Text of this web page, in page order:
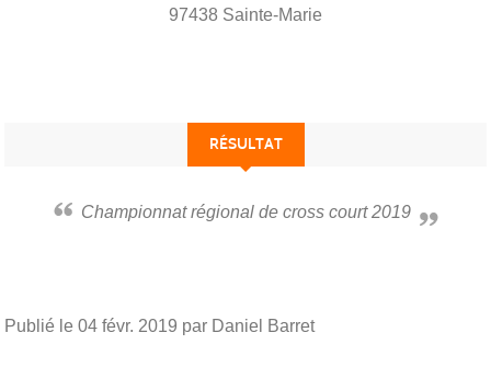
97438 Sainte-Marie
RÉSULTAT
Championnat régional de cross court 2019
Publié le 04 févr. 2019 par Daniel Barret